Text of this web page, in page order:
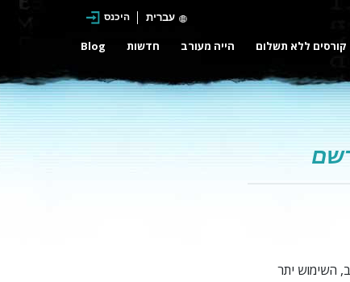
עברית היכנס
קורסים ללא תשלום הייה מעורב חדשות Blog
השימוש יתר